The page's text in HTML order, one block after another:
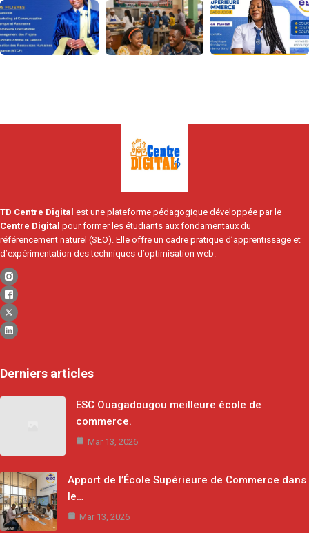
TD Centre Digital est une plateforme pédagogique développée par le
Centre Digital pour former les étudiants aux fondamentaux du
référencement naturel (SEO). Elle offre un cadre pratique d’apprentissage et
d’expérimentation des techniques d’optimisation web.
Derniers articles
ESC Ouagadougou meilleure école de
commerce.
Mar 13, 2026
Apport de l’École Supérieure de Commerce dans
le…
Mar 13, 2026